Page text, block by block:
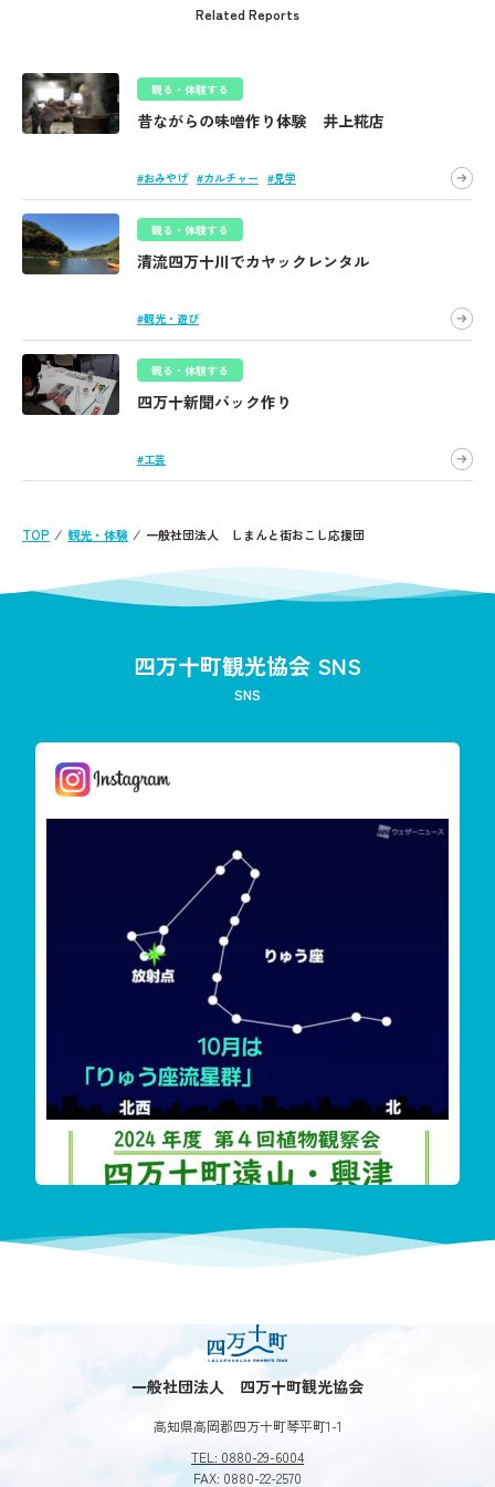
Related Reports
観る・体験する
昔ながらの味噌作り体験 井上糀店
#おみやげ #カルチャー #見学
観る・体験する
清流四万十川でカヤックレンタル
#観光・遊び
観る・体験する
四万十新聞バック作り
#工芸
TOP ⁄ 観光・体験 ⁄ 一般社団法人 しまんと街おこし応援団
四万十町観光協会 SNS
SNS
一般社団法人 四万十町観光協会
高知県高岡郡四万十町琴平町1-1
TEL: 0880-29-6004
FAX: 0880-22-2570